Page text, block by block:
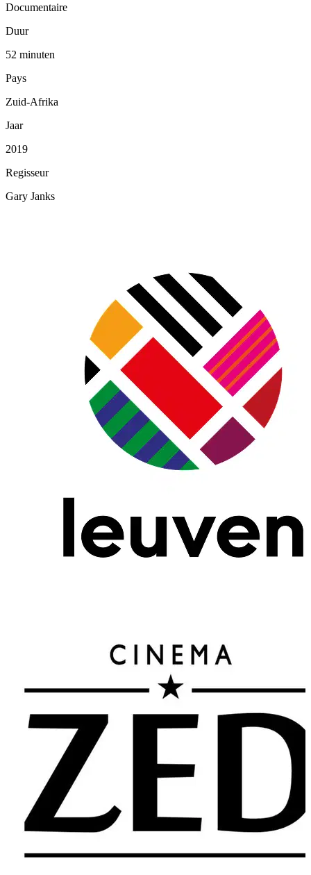
Documentaire
Duur
52 minuten
Pays
Zuid-Afrika
Jaar
2019
Regisseur
Gary Janks